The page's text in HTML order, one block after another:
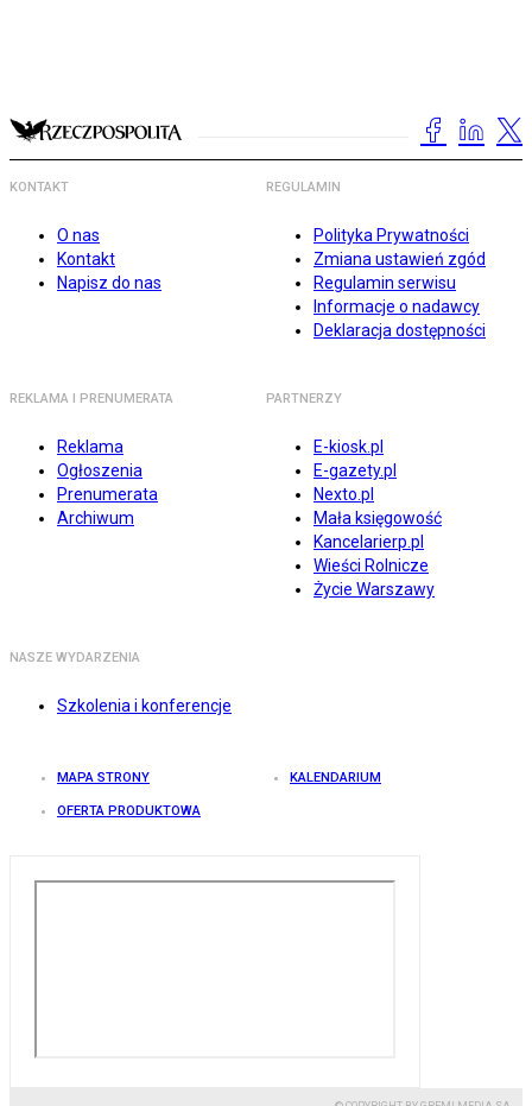
KONTAKT
O nas
Kontakt
Napisz do nas
REGULAMIN
Polityka Prywatności
Zmiana ustawień zgód
Regulamin serwisu
Informacje o nadawcy
Deklaracja dostępności
REKLAMA I PRENUMERATA
Reklama
Ogłoszenia
Prenumerata
Archiwum
PARTNERZY
E-kiosk.pl
E-gazety.pl
Nexto.pl
Mała księgowość
Kancelarierp.pl
Wieści Rolnicze
Życie Warszawy
NASZE WYDARZENIA
Szkolenia i konferencje
MAPA STRONY KALENDARIUM
OFERTA PRODUKTOWA